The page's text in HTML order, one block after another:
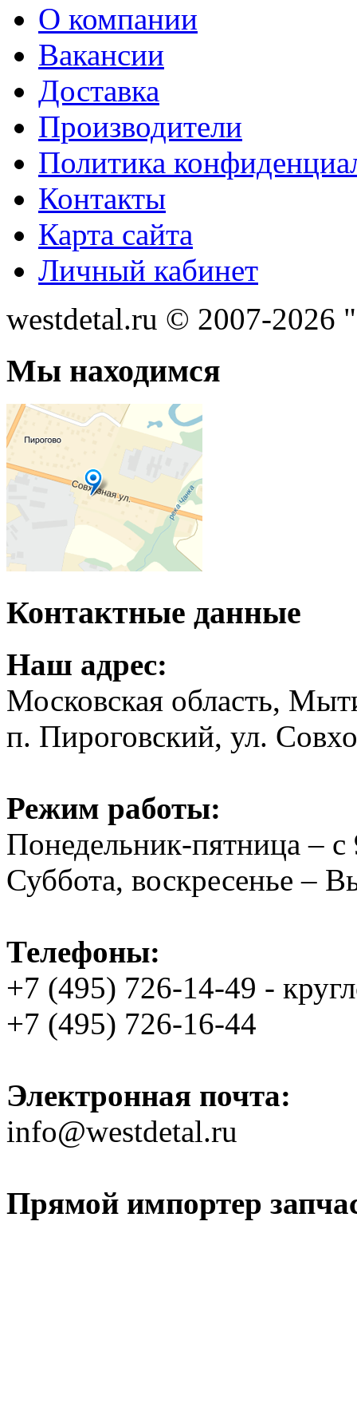
О компании
Вакансии
Доставка
Производители
Политика
Контакты
Карта сайта
Личный кабинет
westdetal.ru © 2007-2026
Мы находимся
Контактные данные
Наш адрес:
Московская область,
п. Пироговский, ул.
Режим работы:
Понедельник-пятница –
Суббота, воскресенье –
Телефоны:
+7 (495) 726-14-49 -
+7 (495) 726-16-44
Электронная почта:
info@westdetal.ru
Прямой импортер